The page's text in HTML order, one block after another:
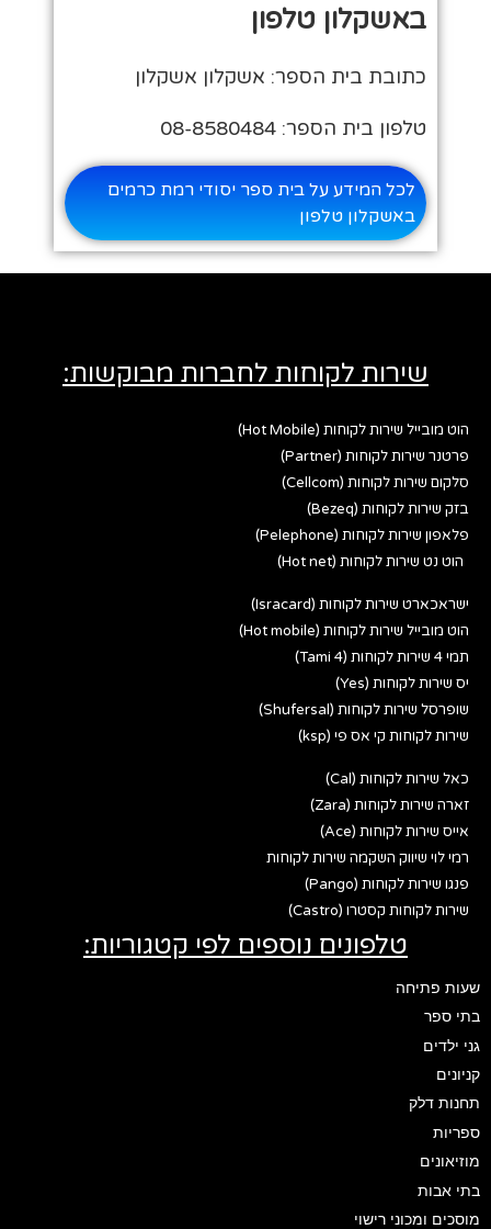
באשקלון טלפון
כתובת בית הספר: אשקלון אשקלון
טלפון בית הספר: 08-8580484
לכל המידע על בית ספר יסודי רמת כרמים
באשקלון טלפון
שירות לקוחות לחברות מבוקשות:
הוט מובייל שירות לקוחות (Hot Mobile)
פרטנר שירות לקוחות (Partner)
סלקום שירות לקוחות (Cellcom)
בזק שירות לקוחות (Bezeq)
פלאפון שירות לקוחות (Pelephone)
הוט נט שירות לקוחות (Hot net)
ישראכארט שירות לקוחות (Isracard)
הוט מובייל שירות לקוחות (Hot mobile)
תמי 4 שירות לקוחות (Tami 4)
יס שירות לקוחות (Yes)
שופרסל שירות לקוחות (Shufersal)
שירות לקוחות קי אס פי (ksp)
כאל שירות לקוחות (Cal)
זארה שירות לקוחות (Zara)
אייס שירות לקוחות (Ace)
רמי לוי שיווק השקמה שירות לקוחות
פנגו שירות לקוחות (Pango)
שירות לקוחות קסטרו (Castro)
טלפונים נוספים לפי קטגוריות:
שעות פתיחה
בתי ספר
גני ילדים
קניונים
תחנות דלק
ספריות
מוזיאונים
בתי אבות
מוסכים ומכוני רישוי